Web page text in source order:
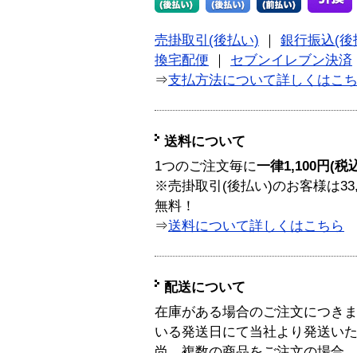
売掛取引(後払い)
銀行振込(後
換宅配便
セブンイレブン決済
⇒支払方法について詳しくはこ
送料について
1つのご注文毎に一律1,100円(税
※売掛取引(後払い)のお客様は
無料！
⇒送料について詳しくはこちら
配送について
在庫がある場合のご注文につき
いる発送日にて当社より発送い